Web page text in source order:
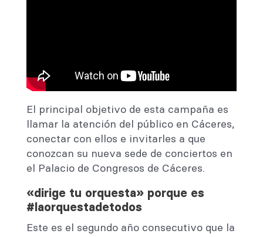
El principal objetivo de esta campaña es
llamar la atención del público en Cáceres,
conectar con ellos e invitarles a que
conozcan su nueva sede de conciertos en
el Palacio de Congresos de Cáceres.
«dirige tu orquesta» porque es
#laorquestadetodos
Este es el segundo año consecutivo que la